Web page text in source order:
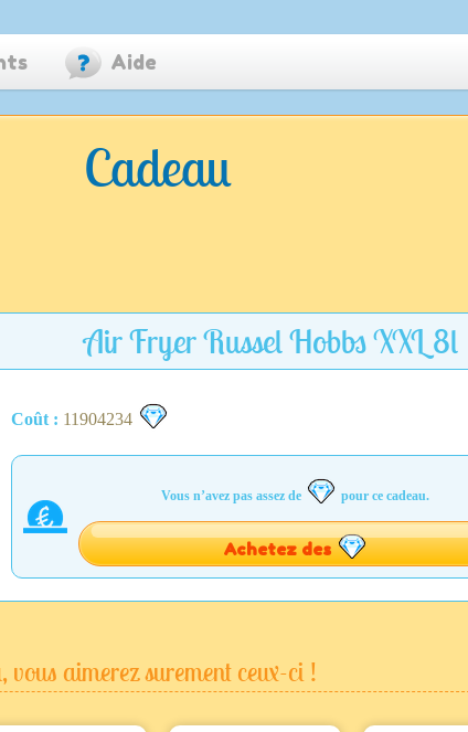
Aide
Cadeau
Air Fryer Russel Hobbs XXL 8l
Coût : 11904234
Vous n’avez pas assez de pour ce cadeau.
Achetez des
vous aimerez surement ceux-ci !